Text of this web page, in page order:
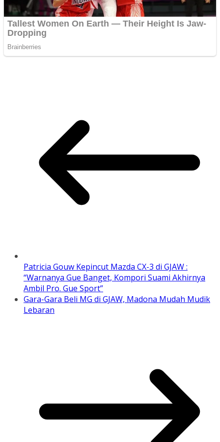
Patricia Gouw Kepincut Mazda CX-3 di GJAW :
“Warnanya Gue Banget, Kompori Suami Akhirnya
Ambil Pro. Gue Sport”
Gara-Gara Beli MG di GJAW, Madona Mudah Mudik
Lebaran